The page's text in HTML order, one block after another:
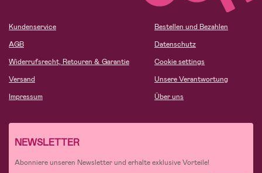
Kundenservice
AGB
Widerrufsrecht, Retouren & Garantie
Versand
Impressum
Bestellen und Bezahlen
Datenschutz
Cookie settings
Unsere Verantwortung
Über uns
NEWSLETTER
Abonniere unseren Newsletter und erhalte exklusive Vorteile!